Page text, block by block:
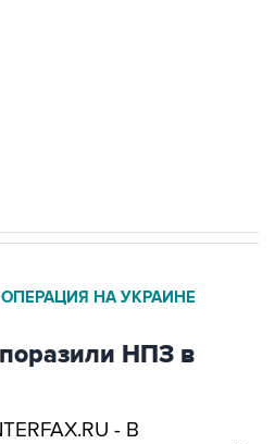
НА УКРАИНЕ
НПЗ в
- В